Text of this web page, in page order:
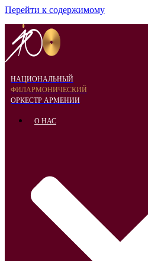
Перейти к содержимому
НАЦИОНАЛЬНЫЙ
ФИЛАРМОНИЧЕСКИЙ
ОРКЕСТР АРМЕНИИ
О НАС